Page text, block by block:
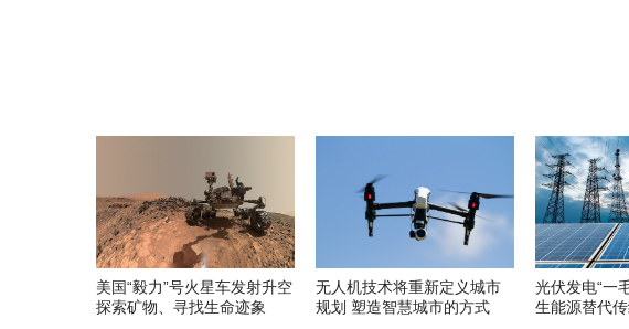
美国“毅力”号火星车发射升空
探索矿物、寻找生命迹象
无人机技术将重新定义城市
规划 塑造智慧城市的方式
光伏发电“一
生能源替代